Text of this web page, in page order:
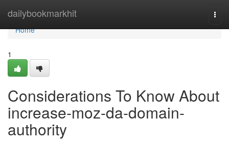
dailybookmarkhit
Home
Home
1
Considerations To Know About
increase-moz-da-domain-
authority